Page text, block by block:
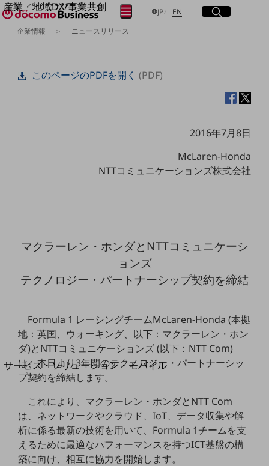
産業・地域DX/事業共創
OPEN HUB for Plural Futures
イベント/ウェビナー
地域の取り組み
地域社会を支える皆さまと地域課題の解決や
地域経済のさらなる活性化に取り組みます
自治体・地域社会との共創
別ウィンドウで開きます
サービス・ソリューション・モバイル
サービス・ソリューションTOP
DXに関する課題を解決する
サービス・ソリューションをご紹介
カテゴリーで探す
カテゴリーで探すTOP
ネットワーク・モバイル
JP日本語
EN Englishサイト内検索
開く
メニュー
開く
企業情報 ニュースリリース
このページのPDFを開く(PDF)
2016年7月8日
McLaren-Honda
NTTコミュニケーションズ株式会社
マクラーレン・ホンダとNTTコミュニケーシ
ョンズ
テクノロジー・パートナーシップ契約を締結
Formula 1 レーシングチームMcLaren-Honda (本拠
地：英国、ウォーキング、以下：マクラーレン・ホン
ダ)とNTTコミュニケーションズ (以下：NTT Com)
は、本日より3年間のテクノロジー・パートナーシッ
プ契約を締結します。
これにより、マクラーレン・ホンダとNTT Com
は、ネットワークやクラウド、IoT、データ収集や解
析に係る最新の技術を用いて、Formula 1チームを支
えるために最適なパフォーマンスを持つICT基盤の構
築に向け、相互に協力を開始します。